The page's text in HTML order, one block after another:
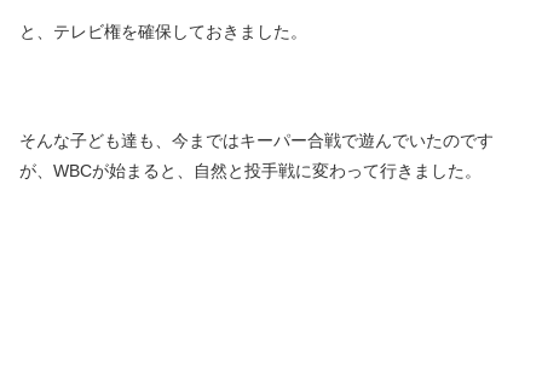
と、テレビ権を確保しておきました。
そんな子ども達も、今まではキーパー合戦で遊んでいたのです
が、WBCが始まると、自然と投手戦に変わって行きました。